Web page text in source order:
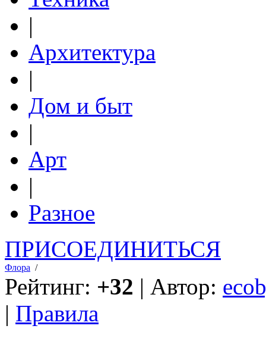
|
Архитектура
|
Дом и быт
|
Арт
|
Разное
ПРИСОЕДИНИТЬСЯ
Флора /
Рейтинг: +32 | Автор:
| Правила